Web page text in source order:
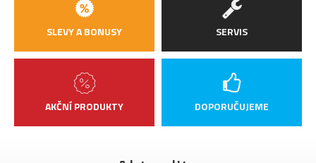
SLEVY A BONUSY
AKČNÍ PRODUKTY
SERVIS
DOPORUČUJEME